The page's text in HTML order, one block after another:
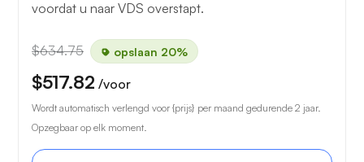
voordat u naar VDS overstapt.
$634.75 opslaan 20%
$517.82 /voor
Wordt automatisch verlengd voor {prijs} per maand gedurende 2 jaar.
Opzegbaar op elk moment.